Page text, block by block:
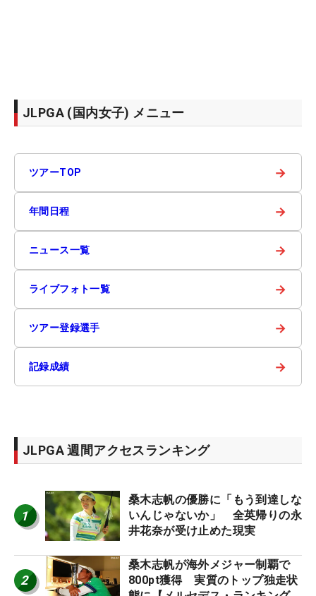
JLPGA (国内女子) メニュー
ツアーTOP →
年間日程 →
ニュース一覧 →
ライブフォト一覧 →
ツアー登録選手 →
記録成績 →
JLPGA 週間アクセスランキング
1
桑木志帆の優勝に「もう到達しな
いんじゃないか」 全英帰りの永
井花奈が受け止めた現実
2
桑木志帆が海外メジャー制覇で
800pt獲得 実質のトップ独走状